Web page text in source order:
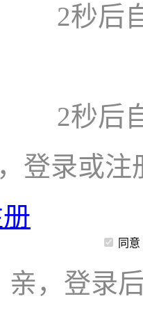
2秒后
2秒后
登录或注
同意
亲，登录